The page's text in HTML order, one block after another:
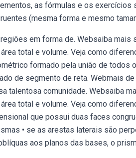
as fórmulas e os
(mesma forma e mesmo
em forma de. Websaiba
total e volume. Veja como
formado pela união de todos
de segmento de reta. Webmais
talentosa comunidade. Websaiba
total e volume. Veja como
que possui duas faces
• se as arestas laterais são
aos planos das bases, o